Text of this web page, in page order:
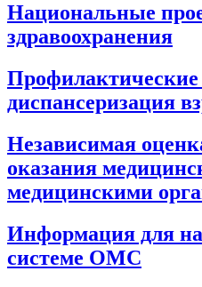
Национальные
здравоохранения
диспансеризация
Независимая
оказания
медицинскими
Информация для
системе ОМС